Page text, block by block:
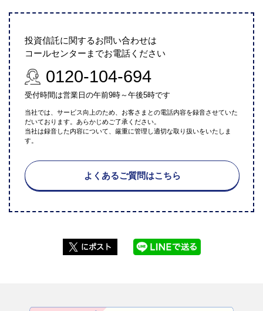
投資信託に関するお問い合わせは
コールセンターまでお電話ください
0120-104-694
受付時間は営業日の午前9時～午後5時です
当社では、サービス向上のため、お客さまとの電話内容を録音させていた
だいております。あらかじめご了承ください。
当社は録音した内容について、厳重に管理し適切な取り扱いをいたしま
す。
よくあるご質問はこちら